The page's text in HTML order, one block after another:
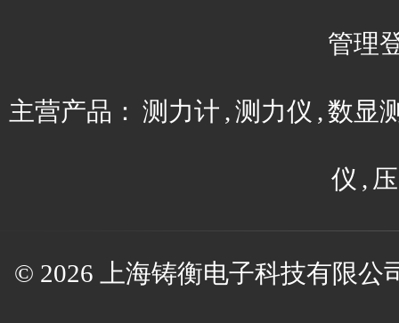
管理
主营产品： 测力计 , 测力仪 , 数显
仪 ,
© 2026 上海铸衡电子科技有限公